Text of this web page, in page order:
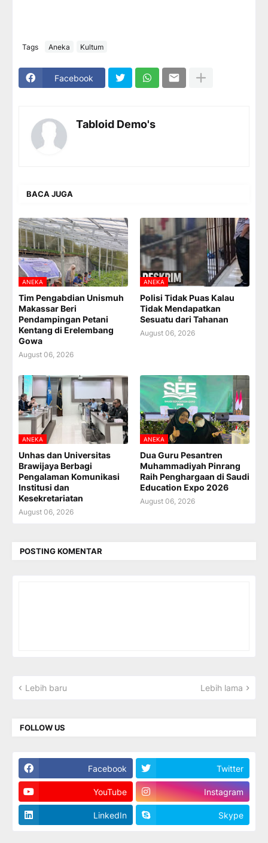
Tags Aneka Kultum
Facebook
Tabloid Demo's
BACA JUGA
ANEKA
Tim Pengabdian Unismuh
Makassar Beri
Pendampingan Petani
Kentang di Erelembang
Gowa
August 06, 2026
ANEKA
Polisi Tidak Puas Kalau
Tidak Mendapatkan
Sesuatu dari Tahanan
August 06, 2026
ANEKA
Unhas dan Universitas
Brawijaya Berbagi
Pengalaman Komunikasi
Institusi dan
Kesekretariatan
August 06, 2026
ANEKA
Dua Guru Pesantren
Muhammadiyah Pinrang
Raih Penghargaan di Saudi
Education Expo 2026
August 06, 2026
POSTING KOMENTAR
Lebih baru Lebih lama
FOLLOW US
Facebook Twitter
YouTube Instagram
LinkedIn Skype